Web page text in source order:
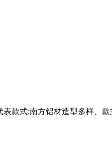
款式;南方铝材造型多样、